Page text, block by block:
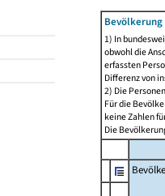
1) In
obwohl die
erfassten
Differenz von
2) Die
Für die
keine Zahlen
Die